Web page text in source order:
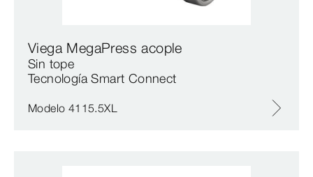
Viega MegaPress acople
Sin tope
Tecnología Smart Connect
Modelo 4115.5XL